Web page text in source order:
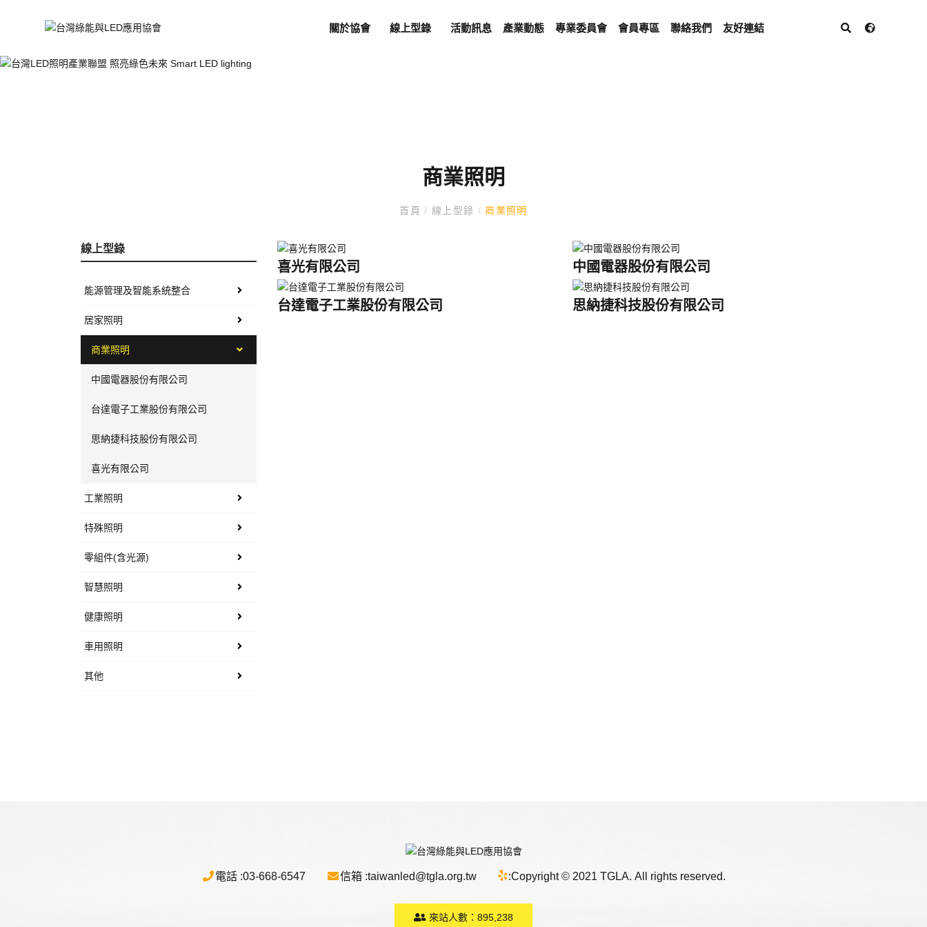
關於協會 線上型錄 活動訊息 產業動態 專業委員會 會員專區 聯絡我們 友好連結
商業照明
首頁/ 線上型錄 / 商業照明
線上型錄
能源管理及智能系統整合
居家照明
商業照明
中國電器股份有限公司
台達電子工業股份有限公司
思納捷科技股份有限公司
喜光有限公司
工業照明
特殊照明
零組件(含光源)
智慧照明
健康照明
車用照明
其他
喜光有限公司 中國電器股份有限公司
台達電子工業股份有限公司 思納捷科技股份有限公司
電話 :03-668-6547 信箱 :taiwanled@tgla.org.tw :Copyright © 2021 TGLA. All rights reserved.
來站人數： 895,238